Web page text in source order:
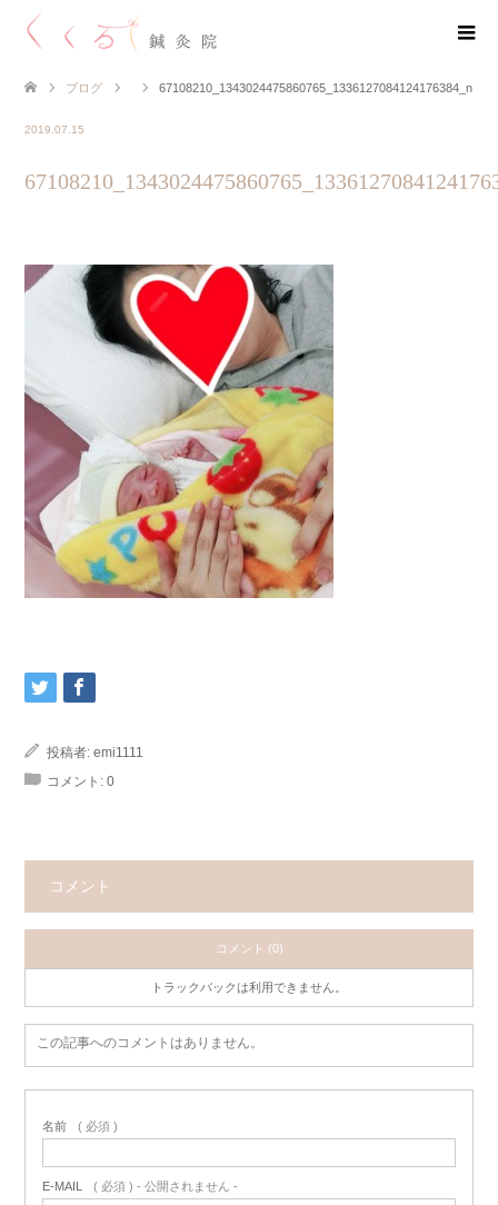
ブログ 67108210_1343024475860765_1336127084124176384_n
2019.07.15
投稿者: emi1111
コメント: 0
コメント
コメント (0)
トラックバックは利用できません。
この記事へのコメントはありません。
名前 ( 必須 )
E-MAIL ( 必須 ) - 公開されません -